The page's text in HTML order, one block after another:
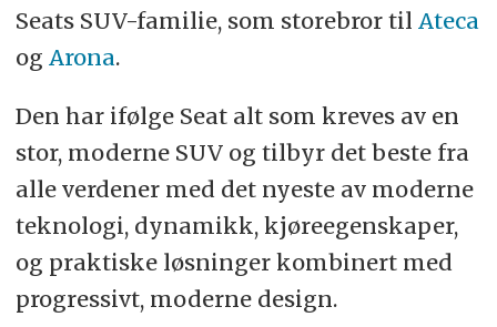
Seats SUV-familie, som storebror til Ateca
og Arona.
Den har ifølge Seat alt som kreves av en
stor, moderne SUV og tilbyr det beste fra
alle verdener med det nyeste av moderne
teknologi, dynamikk, kjøreegenskaper,
og praktiske løsninger kombinert med
progressivt, moderne design.